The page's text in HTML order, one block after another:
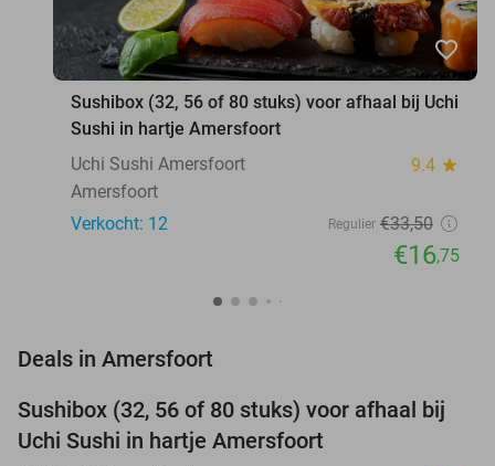
favorite_border
Sushibox (32, 56 of 80 stuks) voor afhaal bij Uchi
Sushi in hartje Amersfoort
Uchi Sushi Amersfoort
9.4 star
Amersfoort
Verkocht: 12
Regulier €33,50
€16,75
Deals in Amersfoort
50%
TODAY
Sushibox (32, 56 of 80 stuks) voor afhaal bij
Uchi Sushi in hartje Amersfoort